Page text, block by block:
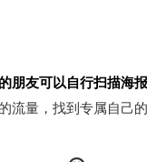
朋友可以自行扫描海
流量，找到专属自己的